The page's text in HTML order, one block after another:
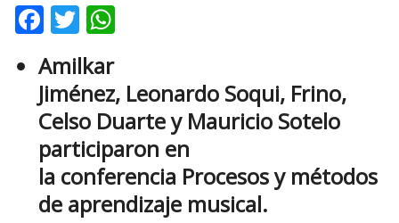
F
e
b
o
o
k
T
w
itt
er
at
s
A
p
p
Amilkar
Jiménez, Leonardo Soqui, Frino,
Celso Duarte y Mauricio Sotelo
participaron en
la conferencia Procesos y métodos
de aprendizaje musical.